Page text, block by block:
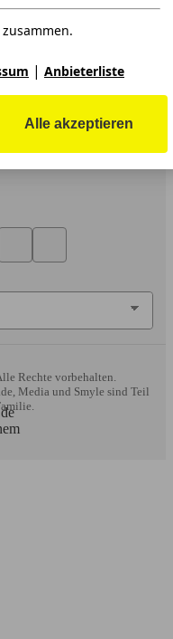
Rechte vorbehalten.
Media und Smyle sind Teil
| Anbieterliste
Alle akzeptieren